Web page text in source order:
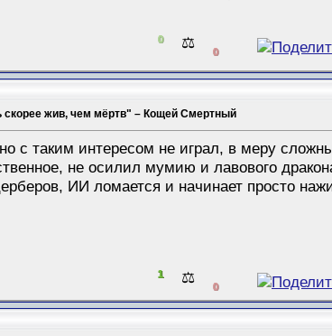
0 ⚖️ 0
скорее жив, чем мёртв" – Кощей Смертный
с таким интересом не играл, в меру
не осилил мумию и лавового
ИИ ломается и начинает просто
1 ⚖️ 0